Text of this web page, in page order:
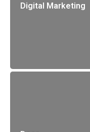
Digital Marketing